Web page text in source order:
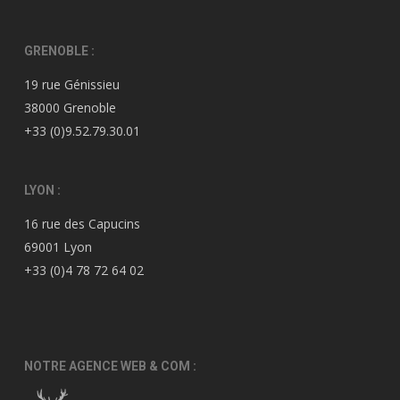
GRENOBLE :
19 rue Génissieu
38000 Grenoble
+33 (0)9.52.79.30.01
LYON :
16 rue des Capucins
69001 Lyon
+33 (0)4 78 72 64 02
NOTRE AGENCE WEB & COM :